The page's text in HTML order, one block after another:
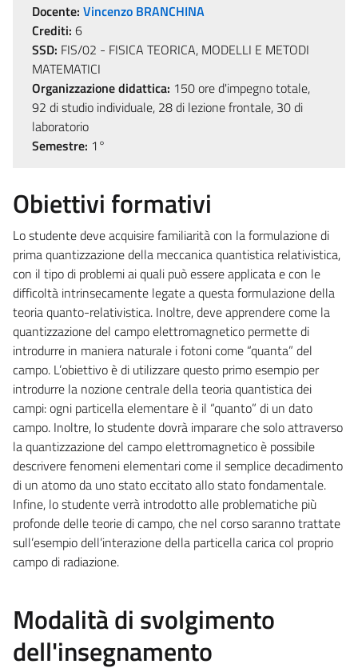
Docente: Vincenzo BRANCHINA
Crediti: 6
SSD: FIS/02 - FISICA TEORICA, MODELLI E METODI
MATEMATICI
Organizzazione didattica: 150 ore d'impegno totale,
92 di studio individuale, 28 di lezione frontale, 30 di
laboratorio
Semestre: 1°
Obiettivi formativi
Lo studente deve acquisire familiarità con la formulazione di
prima quantizzazione della meccanica quantistica relativistica,
con il tipo di problemi ai quali può essere applicata e con le
difficoltà intrinsecamente legate a questa formulazione della
teoria quanto-relativistica. Inoltre, deve apprendere come la
quantizzazione del campo elettromagnetico permette di
introdurre in maniera naturale i fotoni come “quanta” del
campo. L’obiettivo è di utilizzare questo primo esempio per
introdurre la nozione centrale della teoria quantistica dei
campi: ogni particella elementare è il “quanto” di un dato
campo. Inoltre, lo studente dovrà imparare che solo attraverso
la quantizzazione del campo elettromagnetico è possibile
descrivere fenomeni elementari come il semplice decadimento
di un atomo da uno stato eccitato allo stato fondamentale.
Infine, lo studente verrà introdotto alle problematiche più
profonde delle teorie di campo, che nel corso saranno trattate
sull’esempio dell’interazione della particella carica col proprio
campo di radiazione.
Modalità di svolgimento
dell'insegnamento